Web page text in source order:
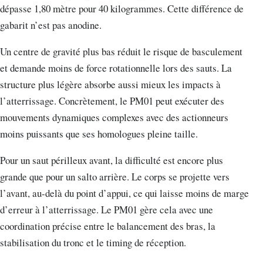
dépasse 1,80 mètre pour 40 kilogrammes. Cette différence de
gabarit n’est pas anodine.
Un centre de gravité plus bas réduit le risque de basculement
et demande moins de force rotationnelle lors des sauts. La
structure plus légère absorbe aussi mieux les impacts à
l’atterrissage. Concrètement, le PM01 peut exécuter des
mouvements dynamiques complexes avec des actionneurs
moins puissants que ses homologues pleine taille.
Pour un saut périlleux avant, la difficulté est encore plus
grande que pour un salto arrière. Le corps se projette vers
l’avant, au-delà du point d’appui, ce qui laisse moins de marge
d’erreur à l’atterrissage. Le PM01 gère cela avec une
coordination précise entre le balancement des bras, la
stabilisation du tronc et le timing de réception.